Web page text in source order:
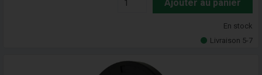
Ajouter au panier
En stock
Livraison 5-7